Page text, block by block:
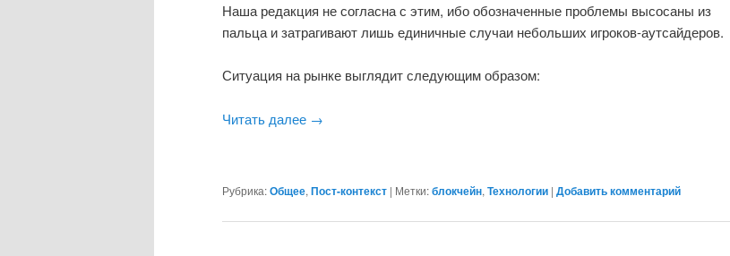
Наша редакция не согласна с этим, ибо обозначенные проблемы высосаны из
пальца и затрагивают лишь единичные случаи небольших игроков-аутсайдеров.
Ситуация на рынке выглядит следующим образом:
Читать далее →
Рубрика:Общее, Пост-контекст | Метки:блокчейн, Технологии | Добавить комментарий